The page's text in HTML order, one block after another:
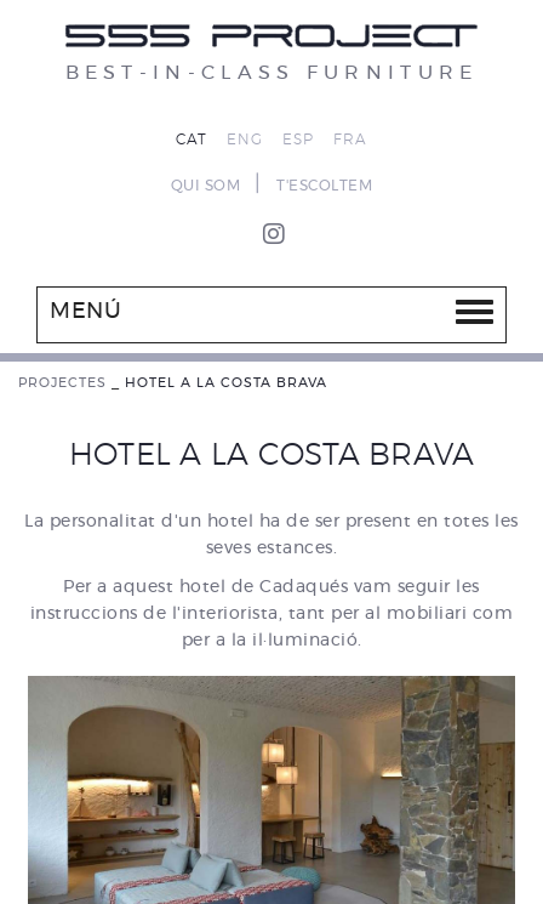
BEST-IN-CLASS FURNITURE
CAT ENG ESP FRA
QUI SOM T'ESCOLTEM
MENÚ
PROJECTES HOTEL A LA COSTA BRAVA
HOTEL A LA COSTA BRAVA
La personalitat d'un hotel ha de ser present en totes les
seves estances.
Per a aquest hotel de Cadaqués vam seguir les
instruccions de l'interiorista, tant per al mobiliari com
per a la il·luminació.